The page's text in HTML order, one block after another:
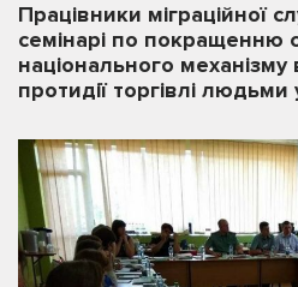
Працівники міграційної
семінарі по покращенню
національного механізму
протидії торгівлі людьми